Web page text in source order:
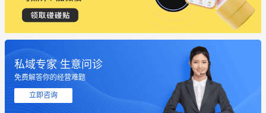
私域专家 生意问诊
免费解答你的经营难题
立即咨询